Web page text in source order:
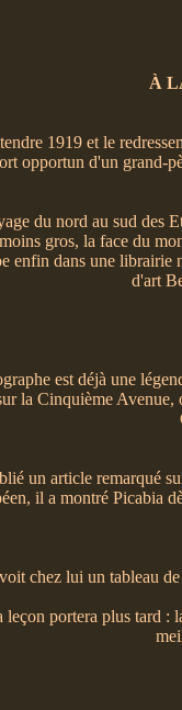
À
1919 et le
opportun d'un grand-
du nord au sud des
gros, la face du
enfin dans une librairie
d'art
est déjà une
la Cinquième Avenue,
un article remarqué
il a montré Picabia
chez lui un tableau
leçon portera plus tard :